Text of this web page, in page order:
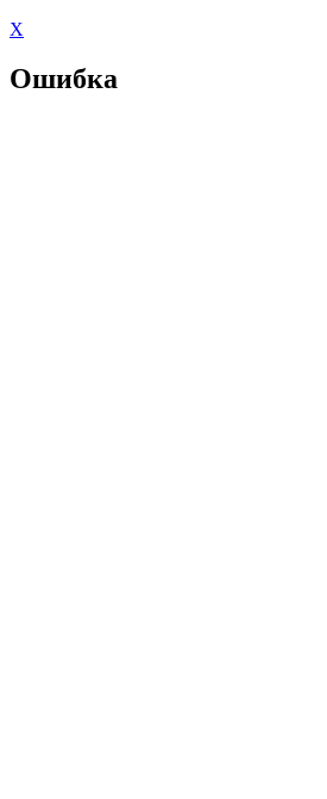
X
Ошибка